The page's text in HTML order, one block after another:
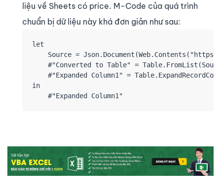
liệu về Sheets có price. M-Code của quá trình
chuẩn bị dữ liệu này khá đơn giản như sau:
let
Source =
#"Converted to Table" =
#"Expanded Column1" =
in
    #"Expanded Column1"